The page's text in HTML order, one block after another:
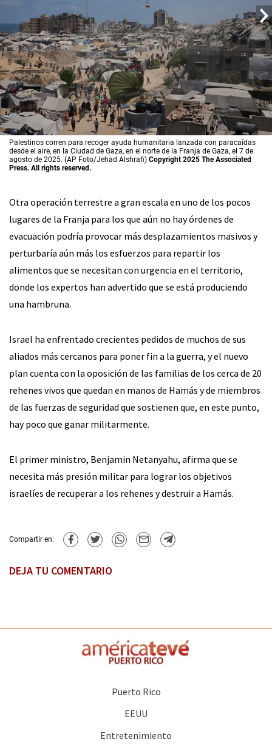
Palestinos corren para recoger ayuda humanitaria lanzada con paracaídas
desde el aire, en la Ciudad de Gaza, en el norte de la Franja de Gaza, el 7 de
agosto de 2025. (AP Foto/Jehad Alshrafi) Copyright 2025 The Associated
Press. All rights reserved.
Otra operación terrestre a gran escala en uno de los pocos
lugares de la Franja para los que aún no hay órdenes de
evacuación podría provocar más desplazamientos masivos y
perturbaría aún más los esfuerzos para repartir los
alimentos que se necesitan con urgencia en el territorio,
donde los expertos han advertido que se está produciendo
una hambruna.
Israel ha enfrentado crecientes pedidos de muchos de sus
aliados más cercanos para poner fin a la guerra, y el nuevo
plan cuenta con la oposición de las familias de los cerca de 20
rehenes vivos que quedan en manos de Hamás y de miembros
de las fuerzas de seguridad que sostienen que, en este punto,
hay poco que ganar militarmente.
El primer ministro, Benjamin Netanyahu, afirma que se
necesita más presión militar para lograr los objetivos
israelíes de recuperar a los rehenes y destruir a Hamás.
Compartir en:
DEJA TU COMENTARIO
Puerto Rico
EEUU
Entretenimiento